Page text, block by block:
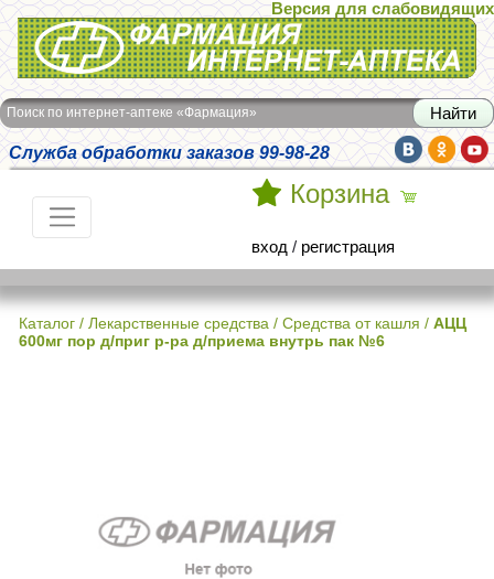
Интернет-аптека Фармация
Версия для слабовидящих
Поиск по интернет-аптеке «Фармация»
Служба обработки заказов 99-98-28
Корзина
вход / регистрация
Каталог / Лекарственные средства / Средства от кашля / АЦЦ
600мг пор д/приг р-ра д/приема внутрь пак №6